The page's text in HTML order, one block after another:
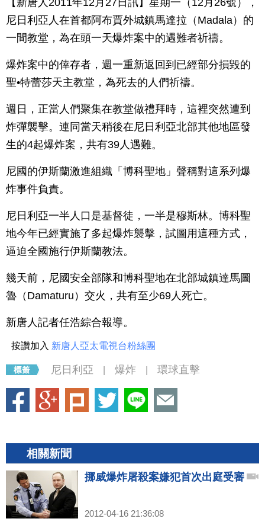
【新唐人2011年12月27日訊】星期一（12月26號），
尼日利亞人在首都阿布賈外城鎮馬達拉（Madala）的
一間教堂，為在頭一天爆炸案中的遇難者祈禱。
爆炸案中的倖存者，週一重新返回到已經部分損毀的
聖•特蕾莎天主教堂，為死去的人們祈禱。
週日，正當人們聚集在教堂做禮拜時，這裡突然遭到
炸彈襲擊。連同當天稍後在尼日利亞北部其他地區發
生的4起爆炸案，共有39人遇難。
尼國的伊斯蘭激進組織「博科聖地」聲稱對這系列爆
炸事件負責。
尼日利亞一半人口是基督徒，一半是穆斯林。博科聖
地今年已經實施了多起爆炸襲擊，試圖用這種方式，
逼迫全國施行伊斯蘭教法。
幾天前，尼國安全部隊和博科聖地在北部城鎮達馬圖
魯（Damaturu）交火，共有至少69人死亡。
新唐人記者任浩綜合報導。
按讚加入 新唐人亞太電視台粉絲團
尼日利亞 爆炸 環球直擊
相關新聞
挪威爆炸屠殺案嫌犯首次出庭受審
2012-04-16 21:36:08